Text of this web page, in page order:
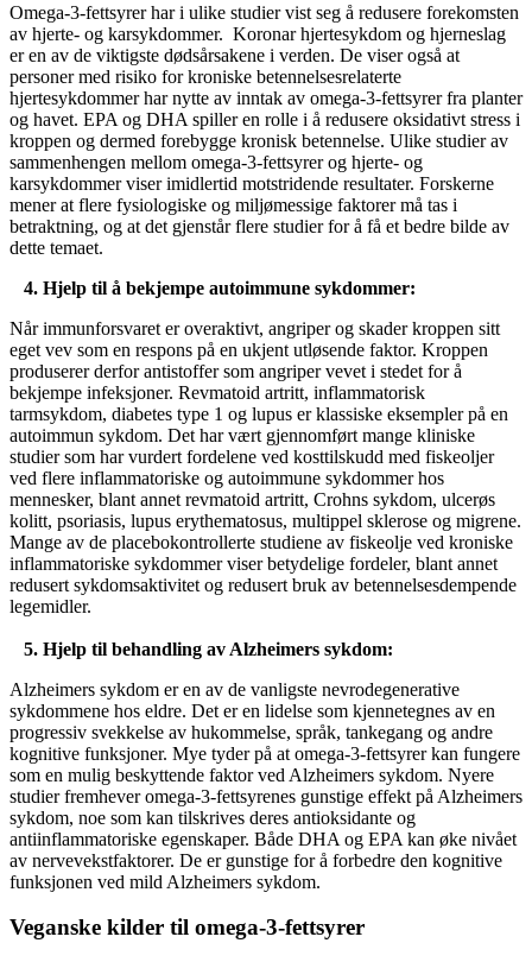
Omega-3-fettsyrer har i ulike studier vist seg å redusere forekomsten
av hjerte- og karsykdommer. Koronar hjertesykdom og hjerneslag
er en av de viktigste dødsårsakene i verden. De viser også at
personer med risiko for kroniske betennelsesrelaterte
hjertesykdommer har nytte av inntak av omega-3-fettsyrer fra planter
og havet. EPA og DHA spiller en rolle i å redusere oksidativt stress i
kroppen og dermed forebygge kronisk betennelse. Ulike studier av
sammenhengen mellom omega-3-fettsyrer og hjerte- og
karsykdommer viser imidlertid motstridende resultater. Forskerne
mener at flere fysiologiske og miljømessige faktorer må tas i
betraktning, og at det gjenstår flere studier for å få et bedre bilde av
dette temaet.
4. Hjelp til å bekjempe autoimmune sykdommer:
Når immunforsvaret er overaktivt, angriper og skader kroppen sitt
eget vev som en respons på en ukjent utløsende faktor. Kroppen
produserer derfor antistoffer som angriper vevet i stedet for å
bekjempe infeksjoner. Revmatoid artritt, inflammatorisk
tarmsykdom, diabetes type 1 og lupus er klassiske eksempler på en
autoimmun sykdom. Det har vært gjennomført mange kliniske
studier som har vurdert fordelene ved kosttilskudd med fiskeoljer
ved flere inflammatoriske og autoimmune sykdommer hos
mennesker, blant annet revmatoid artritt, Crohns sykdom, ulcerøs
kolitt, psoriasis, lupus erythematosus, multippel sklerose og migrene.
Mange av de placebokontrollerte studiene av fiskeolje ved kroniske
inflammatoriske sykdommer viser betydelige fordeler, blant annet
redusert sykdomsaktivitet og redusert bruk av betennelsesdempende
legemidler.
5. Hjelp til behandling av Alzheimers sykdom:
Alzheimers sykdom er en av de vanligste nevrodegenerative
sykdommene hos eldre. Det er en lidelse som kjennetegnes av en
progressiv svekkelse av hukommelse, språk, tankegang og andre
kognitive funksjoner. Mye tyder på at omega-3-fettsyrer kan fungere
som en mulig beskyttende faktor ved Alzheimers sykdom. Nyere
studier fremhever omega-3-fettsyrenes gunstige effekt på Alzheimers
sykdom, noe som kan tilskrives deres antioksidante og
antiinflammatoriske egenskaper. Både DHA og EPA kan øke nivået
av nervevekstfaktorer. De er gunstige for å forbedre den kognitive
funksjonen ved mild Alzheimers sykdom.
Veganske kilder til omega-3-fettsyrer